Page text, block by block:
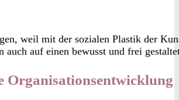
weil mit der sozialen Plastik der
auch auf einen bewusst und frei
Organisationsentwicklung